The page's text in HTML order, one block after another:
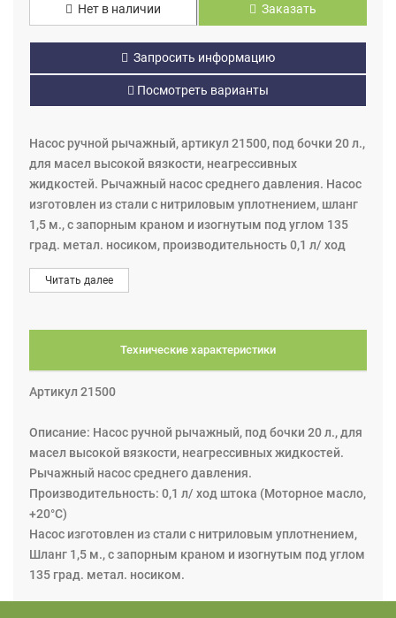
Нет в наличии Заказать
Запросить информацию
Посмотреть варианты
Насос ручной рычажный, артикул 21500, под бочки 20 л.,
для масел высокой вязкости, неагрессивных
жидкостей. Рычажный насос среднего давления. Насос
изготовлен из стали с нитриловым уплотнением, шланг
1,5 м., с запорным краном и изогнутым под углом 135
град. метал. носиком, производительность 0,1 л/ ход
штока.
Читать далее
Технические характеристики
Артикул 21500
Описание: Насос ручной рычажный, под бочки 20 л., для
масел высокой вязкости, неагрессивных жидкостей.
Рычажный насос среднего давления.
Производительность: 0,1 л/ ход штока (Моторное масло,
+20°C)
Насос изготовлен из стали с нитриловым уплотнением,
Шланг 1,5 м., с запорным краном и изогнутым под углом
135 град. метал. носиком.